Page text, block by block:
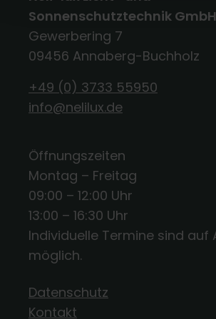
Sonnenschutztechnik GmbH
Gewerbering 7
09456 Annaberg-Buchholz
+49 (0) 3733 55950
info@nelilux.de
Öffnungszeiten
Montag – Freitag
09:00 – 12:00 Uhr
13:00 – 16:30 Uhr
Individuelle Termine sind auf
möglich.
Datenschutz
Kontakt